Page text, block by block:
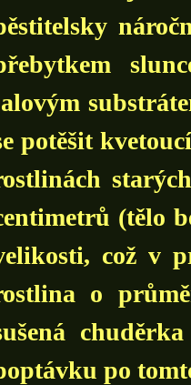
potěšit
(tělo
což v
o
po